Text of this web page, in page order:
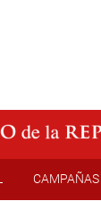
CAMPAÑAS